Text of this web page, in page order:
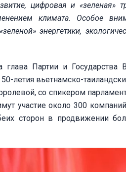
цифровая и «зеленая»
климата. Особое
энергетики,
глава Партии и
летия вьетнамско-
со спикером
участие около 300
сторон в продвижении